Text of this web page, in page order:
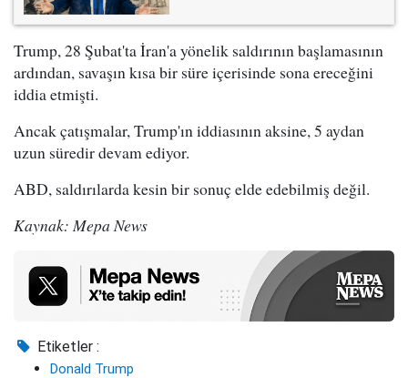
Trump, 28 Şubat'ta İran'a yönelik saldırının başlamasının
ardından, savaşın kısa bir süre içerisinde sona ereceğini
iddia etmişti.
Ancak çatışmalar, Trump'ın iddiasının aksine, 5 aydan
uzun süredir devam ediyor.
ABD, saldırılarda kesin bir sonuç elde edebilmiş değil.
Kaynak: Mepa News
Etiketler :
Donald Trump